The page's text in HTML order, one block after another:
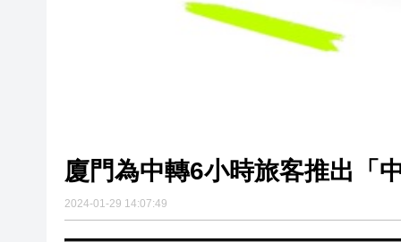
閩粵贛三地漢樂藝術家齊聚深
廈門為中轉6小時旅客推出「
2024-01-29 14:07:49